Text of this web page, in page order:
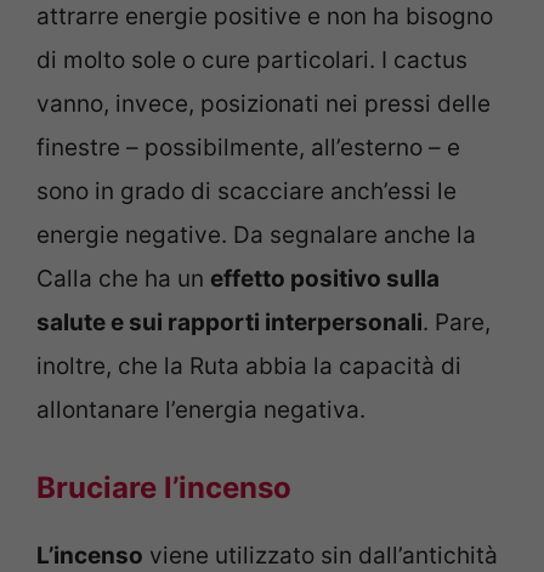
attrarre energie positive e non ha bisogno
di molto sole o cure particolari. I cactus
vanno, invece, posizionati nei pressi delle
finestre – possibilmente, all’esterno – e
sono in grado di scacciare anch’essi le
energie negative. Da segnalare anche la
Calla che ha un effetto positivo sulla
salute e sui rapporti interpersonali. Pare,
inoltre, che la Ruta abbia la capacità di
allontanare l’energia negativa.
Bruciare l’incenso
L’incenso viene utilizzato sin dall’antichità